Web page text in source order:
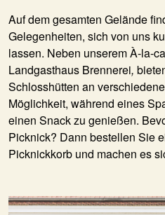
Auf dem gesamten Gelände
Gelegenheiten, sich von uns
lassen. Neben unserem À-la-
Landgasthaus Brennerei,
Schlosshütten an
Möglichkeit, während eines
einen Snack zu genießen.
Picknick? Dann bestellen Sie
Picknickkorb und machen es